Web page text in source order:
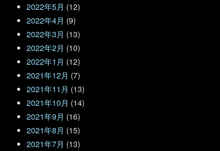
2022年5月 (12)
2022年4月 (9)
2022年3月 (13)
2022年2月 (10)
2022年1月 (12)
2021年12月 (7)
2021年11月 (13)
2021年10月 (14)
2021年9月 (16)
2021年8月 (15)
2021年7月 (13)